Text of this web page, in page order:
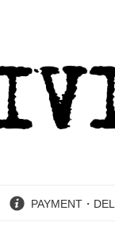
PAYMENT・